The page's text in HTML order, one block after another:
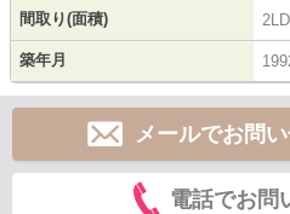
間取り(面積)
築年月
メールでお問
電話でお問